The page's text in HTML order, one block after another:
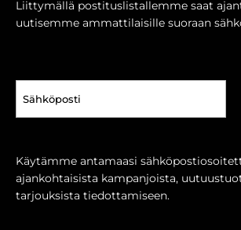
Liittymällä postituslistallemme saat
uutisemme ammattilaisille suoraan
(Pakollinen)
Käytämme antamaasi
ajankohtaisista kampanjoista,
tarjouksista tiedottamiseen.